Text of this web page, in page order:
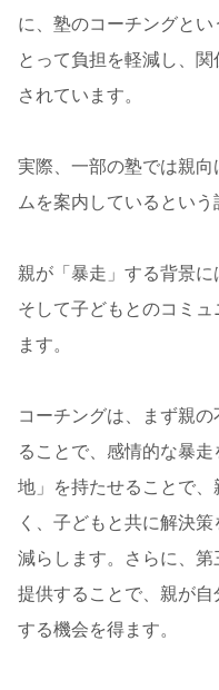
に、塾のコーチングと
とって負担を軽減し、
されています。
実際、一部の塾では親
ムを案内しているという
親が「暴走」する背景に
そして子どもとのコミ
ます。
コーチングは、まず親
ることで、感情的な暴
地」を持たせることで
く、子どもと共に解決
減らします。さらに、
提供することで、親が
する機会を得ます。